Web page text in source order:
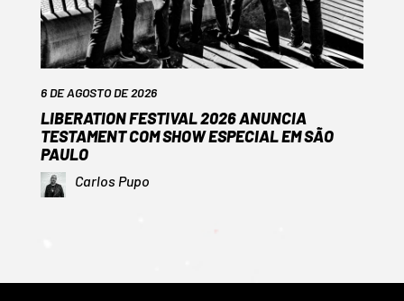
6 DE AGOSTO DE 2026
LIBERATION FESTIVAL 2026 ANUNCIA
TESTAMENT COM SHOW ESPECIAL EM SÃO
PAULO
Carlos Pupo